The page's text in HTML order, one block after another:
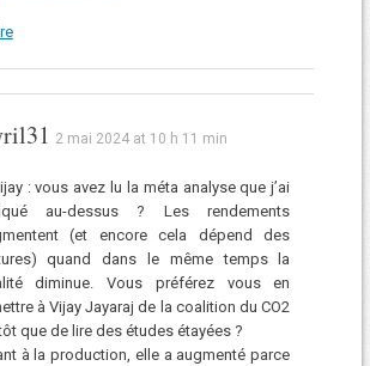
2 mai 2024 at 10 h 11 min
: vous avez lu la méta analyse que j’ai
au-dessus ? Les rendements
(et encore cela dépend des
quand dans le même temps la
diminue. Vous préférez vous en
à Vijay Jayaraj de la coalition du CO2
que de lire des études étayées ?
à la production, elle a augmenté parce